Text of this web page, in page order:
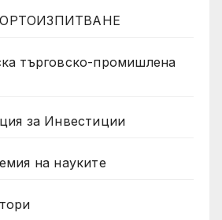
търговско-промишлена
за Инвестиции
на науките